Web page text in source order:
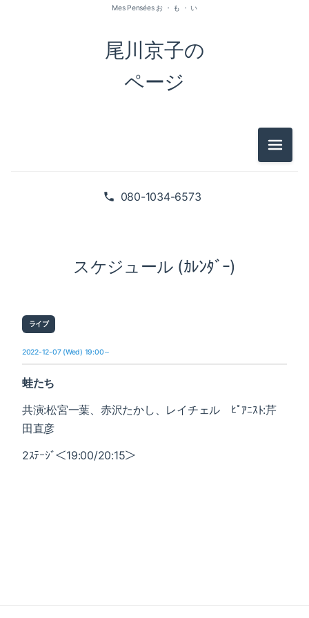
080-1034-6573
尾川京子の
ページ
Mes Pensées お ・ も ・ い
メニュ
スケジュール (ｶﾚﾝﾀﾞｰ)
ライブ
2022-12-07 (Wed) 19:00～
蛙たち
共演:松宮一葉、赤沢たかし、レイチェル ﾋﾟｱﾆｽﾄ:芹
田直彦
2ｽﾃｰｼﾞ＜19:00/20:15＞